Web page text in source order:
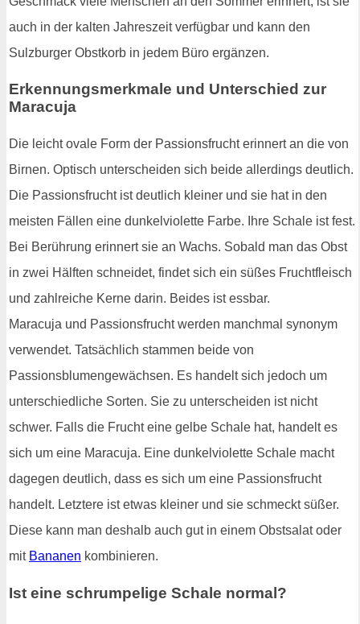
auch in der kalten Jahreszeit verfügbar und kann den
Sulzburger Obstkorb in jedem Büro ergänzen.
Erkennungsmerkmale und Unterschied zur
Maracuja
Die leicht ovale Form der Passionsfrucht erinnert an die von
Birnen. Optisch unterscheiden sich beide allerdings deutlich.
Die Passionsfrucht ist deutlich kleiner und sie hat in den
meisten Fällen eine dunkelviolette Farbe. Ihre Schale ist fest.
Bei Berührung erinnert sie an Wachs. Sobald man das Obst
in zwei Hälften schneidet, findet sich ein süßes Fruchtfleisch
und zahlreiche Kerne darin. Beides ist essbar.
Maracuja und Passionsfrucht werden manchmal synonym
verwendet. Tatsächlich stammen beide von
Passionsblumengewächsen. Es handelt sich jedoch um
unterschiedliche Sorten. Sie zu unterscheiden ist nicht
schwer. Falls die Frucht eine gelbe Schale hat, handelt es
sich um eine Maracuja. Eine dunkelviolette Schale macht
dagegen deutlich, dass es sich um eine Passionsfrucht
handelt. Letztere ist etwas kleiner und sie schmeckt süßer.
Diese kann man deshalb auch gut in einem Obstsalat oder
mit Bananen kombinieren.
Ist eine schrumpelige Schale normal?